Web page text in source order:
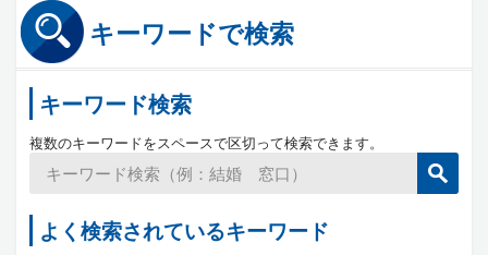
キーワードで検索
キーワード検索
複数のキーワードをスペースで区切って検索できます。
よく検索されているキーワード